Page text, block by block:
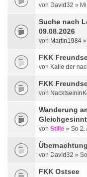
von David32 »
Suche nach
09.08.2026
von Martin1984
FKK
von Kalle der
FKK
von
Wanderung
von Stille » So 2.
von David32 »
FKK Ostsee